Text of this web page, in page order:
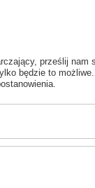
prześlij nam
będzie to możliwe.